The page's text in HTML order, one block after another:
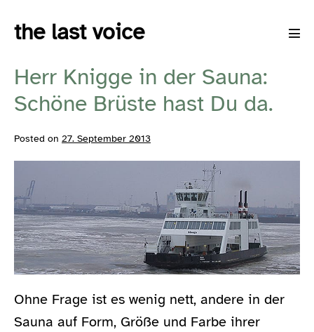
the last voice
Herr Knigge in der Sauna:
Schöne Brüste hast Du da.
Posted on 27. September 2013
Ohne Frage ist es wenig nett, andere in der
Sauna auf Form, Größe und Farbe ihrer